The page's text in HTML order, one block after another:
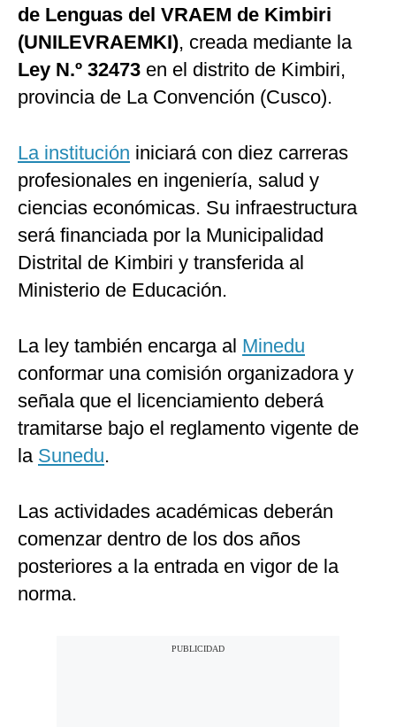
de Lenguas del VRAEM de Kimbiri
(UNILEVRAEMKI), creada mediante la
Ley N.º 32473 en el distrito de Kimbiri,
provincia de La Convención (Cusco).
La institución iniciará con diez carreras
profesionales en ingeniería, salud y
ciencias económicas. Su infraestructura
será financiada por la Municipalidad
Distrital de Kimbiri y transferida al
Ministerio de Educación.
La ley también encarga al Minedu
conformar una comisión organizadora y
señala que el licenciamiento deberá
tramitarse bajo el reglamento vigente de
la Sunedu.
Las actividades académicas deberán
comenzar dentro de los dos años
posteriores a la entrada en vigor de la
norma.